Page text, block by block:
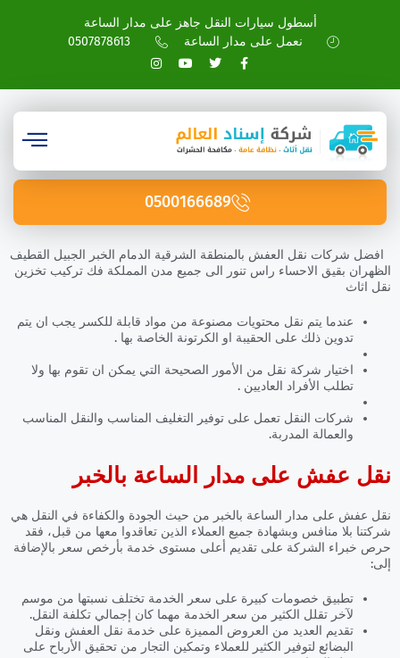
أسطول سيارات النقل جاهز على مدار الساعة
نعمل على مدار الساعة
0507878613
0500166689
افضل شركات نقل العفش بالمنطقة الشرقية الدمام الخبر الجبيل القطيف
الظهران بقيق الاحساء راس تنور الى جميع مدن المملكة فك تركيب تخزين
نقل اثاث
عندما يتم نقل محتويات مصنوعة من مواد قابلة للكسر يجب ان يتم
تدوين ذلك على الحقيبة او الكرتونة الخاصة بها .
اختيار شركة نقل من الأمور الصحيحة التي يمكن ان تقوم بها ولا
تطلب الأفراد العاديين .
شركات النقل تعمل على توفير التغليف المناسب والنقل المناسب
والعمالة المدربة.
نقل عفش على مدار الساعة بالخبر
نقل عفش على مدار الساعة بالخبر من حيث الجودة والكفاءة في النقل هي
شركتنا بلا منافس وبشهادة جميع العملاء الذين تعاقدوا معها من قبل، فقد
حرص خبراء الشركة على تقديم أعلى مستوى خدمة بأرخص سعر بالإضافة
إلى:
تطبيق خصومات كبيرة على سعر الخدمة تختلف نسبتها من موسم
لآخر تقلل الكثير من سعر الخدمة مهما كان إجمالي تكلفة النقل.
تقديم العديد من العروض المميزة على خدمة نقل العفش ونقل
البضائع لتوفير الكثير للعملاء وتمكين التجار من تحقيق الأرباح على